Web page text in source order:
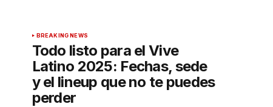
BREAKING NEWS
Todo listo para el Vive
Latino 2025: Fechas, sede
y el lineup que no te puedes
perder